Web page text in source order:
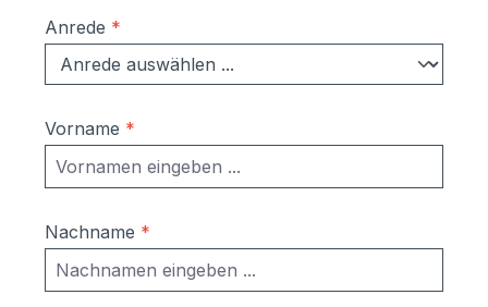
Anrede *
Vorname *
Nachname *